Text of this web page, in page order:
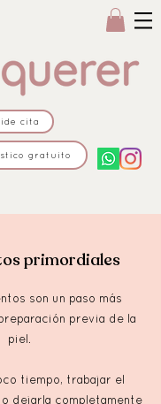
cita
gratuito
primordiales
son un paso más
previa de la
piel.
tiempo, trabajar el
dejarla completamente